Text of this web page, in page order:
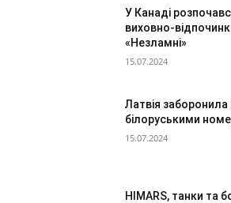
У Канаді
виховно-
«Незламні»
15.07.2024
Латвія заборонила
білоруськими
15.07.2024
HIMARS, танки та